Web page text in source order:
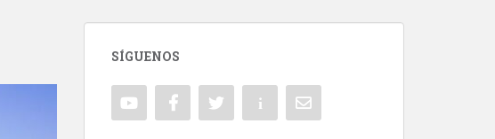
SÍGUENOS